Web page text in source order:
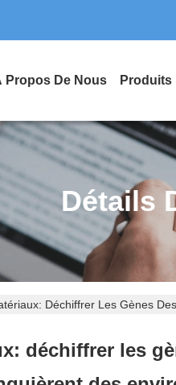
Propos De Nous Produits
Détails
Déchiffrer Les Gènes
déchiffrer les